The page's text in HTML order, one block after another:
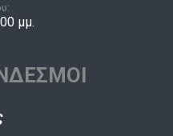
μμ.